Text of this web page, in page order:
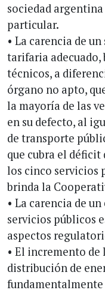
sociedad
particular.
• La carencia de
tarifaria adecuado,
técnicos, a
órgano no apto,
la mayoría de las
en su defecto, al
de transporte
que cubra el déficit
los cinco servicios
brinda la
• La carencia de
servicios públicos
aspectos
• El incremento de
distribución de